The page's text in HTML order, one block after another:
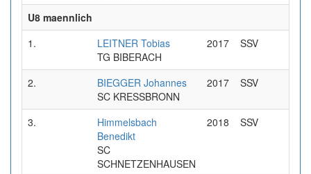
U8 maennlich
1.
LEITNER Tobias
TG BIBERACH
2017 SSV
2.
BIEGGER Johannes
SC KRESSBRONN
2017 SSV
3.
Himmelsbach
Benedikt
SC
SCHNETZENHAUSEN
2018 SSV